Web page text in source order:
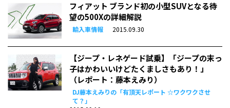
フィアット ブランド初の小型SUVとなる待
望の500Xの詳細解説
輸入車情報 2015.09.30
【ジープ・レネゲード試乗】「ジープの末っ
子はかわいいけどたくましさもあり！」
（レポート：藤本えみり）
DJ藤本えみりの「有頂天レポート ☆ワクワクさせ
て？」